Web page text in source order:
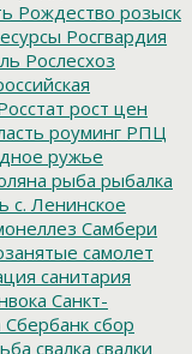
Рождество розыск
Росгвардия
Рослесхоз
рост цен
роуминг РПЦ
ружье
рыба рыбалка
с. Ленинское
Самбери
самолет
санитария
Санкт-
Сбербанк сбор
свалка свалки